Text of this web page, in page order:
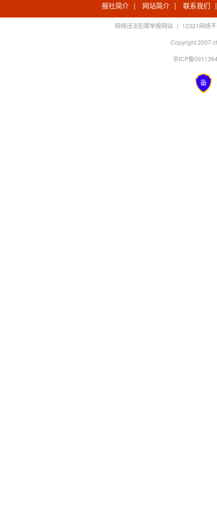
报社简介 | 网站简介 | 联系我们
网络违法犯罪举报网站 | 12321网络
Copyright 2007
京ICP备